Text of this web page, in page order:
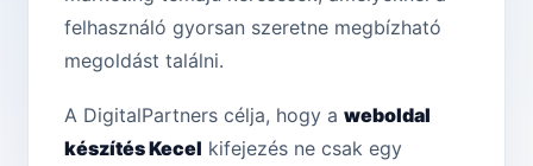
felhasználó gyorsan szeretne megbízható
megoldást találni.
A DigitalPartners célja, hogy a weboldal
készítés Kecel kifejezés ne csak egy